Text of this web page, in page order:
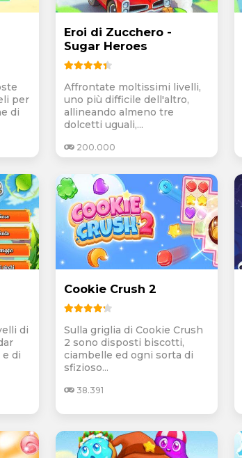
per
di
Eroi di Zucchero -
Sugar Heroes
Affrontate moltissimi livelli,
uno più difficile dell'altro,
allineando almeno tre
dolcetti uguali,...
200.000
di
di
Cookie Crush 2
Sulla griglia di Cookie Crush
2 sono disposti biscotti,
ciambelle ed ogni sorta di
sfizioso...
38.391